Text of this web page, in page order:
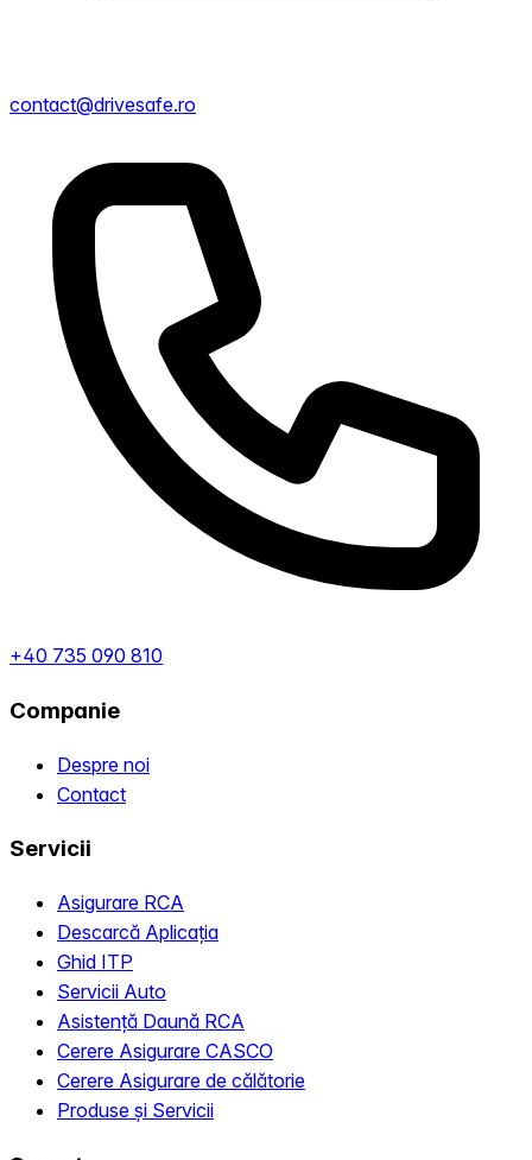
contact@drivesafe.ro
+40 735 090 810
Companie
Despre noi
Contact
Servicii
Asigurare RCA
Descarcă Aplicația
Ghid ITP
Servicii Auto
Asistență Daună RCA
Cerere Asigurare CASCO
Cerere Asigurare de călătorie
Produse și Servicii